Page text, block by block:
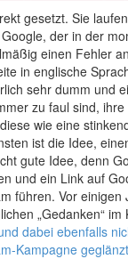
gesetzt. Sie
der in der
einen Fehler
in englische
sehr dumm und
zu faul sind, ihre
wie eine
ist die Idee,
gute Idee, denn
und ein Link auf
führen. Vor einigen
„Gedanken“ im
dabei ebenfalls
Kampagne geglänzt